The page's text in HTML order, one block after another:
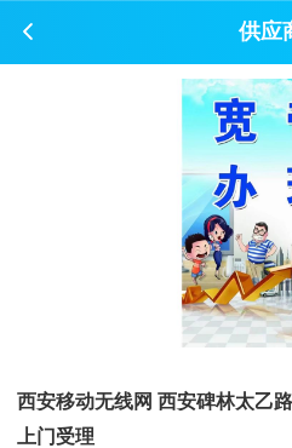
供应
西安移动无线网 西安碑林太乙
上门受理